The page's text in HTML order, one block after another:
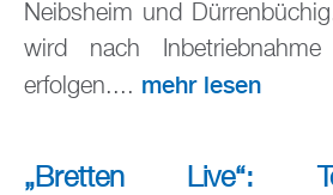
Neibsheim und
wird nach
erfolgen.... mehr lesen
„Bretten Live“: